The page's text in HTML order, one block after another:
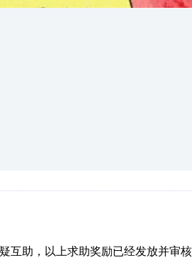
互助，以上求助奖励已经发放并审